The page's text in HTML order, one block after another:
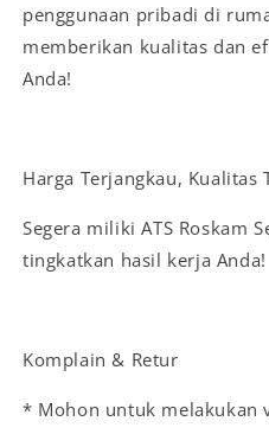
penggunaan pribadi di
memberikan kualitas dan
Anda!
Harga Terjangkau, Kualitas
Segera miliki ATS Roskam
tingkatkan hasil kerja Anda!
Komplain & Retur
* Mohon untuk melakukan